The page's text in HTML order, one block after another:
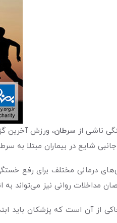
ناشی از سرطان، ورزش آخرین
جانبی شایع در بیماران مبتلا به
درمانی مختلف برای رفع
مداخلات روانی نیز می‌تواند به
از آن است که پزشکان باید